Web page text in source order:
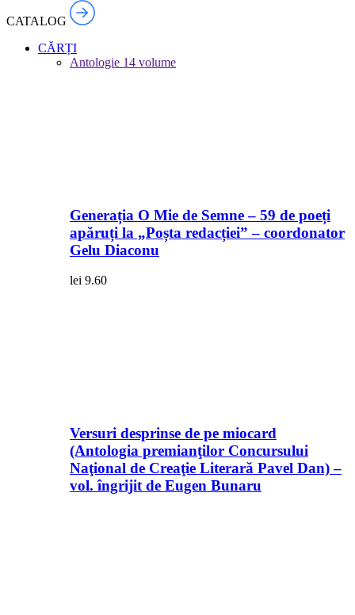
CATALOG
CĂRȚI
Antologie 14 volume
Generația O Mie de Semne – 59 de poeți
apăruți la „Poșta redacției” – coordonator
Gelu Diaconu
lei 9.60
Versuri desprinse de pe miocard
(Antologia premianţilor Concursului
Naţional de Creaţie Literară Pavel Dan) –
vol. îngrijit de Eugen Bunaru